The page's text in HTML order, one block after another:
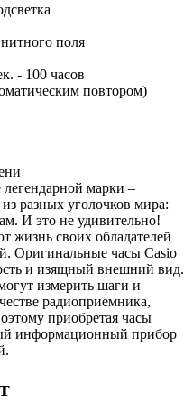
поля
- 100 часов
повтором)
марки –
разных уголочков мира:
И это не удивительно!
жизнь своих обладателей
Оригинальные часы Casio
и изящный внешний вид.
измерить шаги и
радиоприемника,
приобретая часы
информационный прибор